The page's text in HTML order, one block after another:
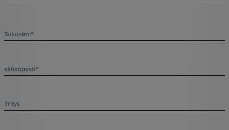
Sukunimi*
sähköposti*
Yritys